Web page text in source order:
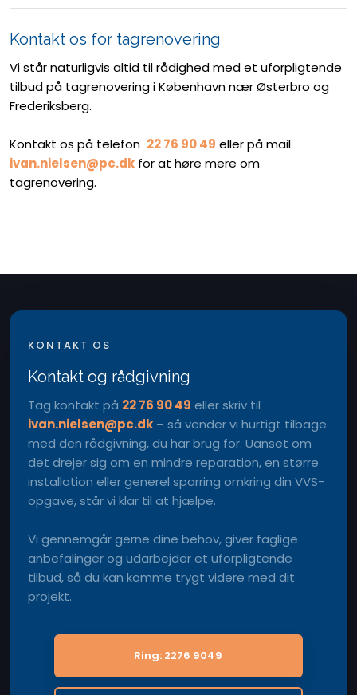
​Kontakt os for tagrenovering
​Vi står naturligvis altid til rådighed med et uforpligtende
tilbud på tagrenovering i København nær Østerbro og
Frederiksberg.
Kontakt os på telefon 22 76 90 49 eller på mail
ivan.nielsen@pc.dk​ for at høre mere om
tagrenovering.
KONTAKT OS
Kontakt og rådgivning
Tag kontakt på 22 76 90 49 eller skriv til
ivan.nielsen@pc.dk– så vender vi hurtigt tilbage
med den rådgivning, du har brug for. Uanset om
det drejer sig om en mindre reparation, en større
installation eller generel sparring omkring din VVS-
opgave, står vi klar til at hjælpe.
Vi gennemgår gerne dine behov, giver faglige
anbefalinger og udarbejder et uforpligtende
tilbud, så du kan komme trygt videre med dit
projekt.
Ring: 2276 9049